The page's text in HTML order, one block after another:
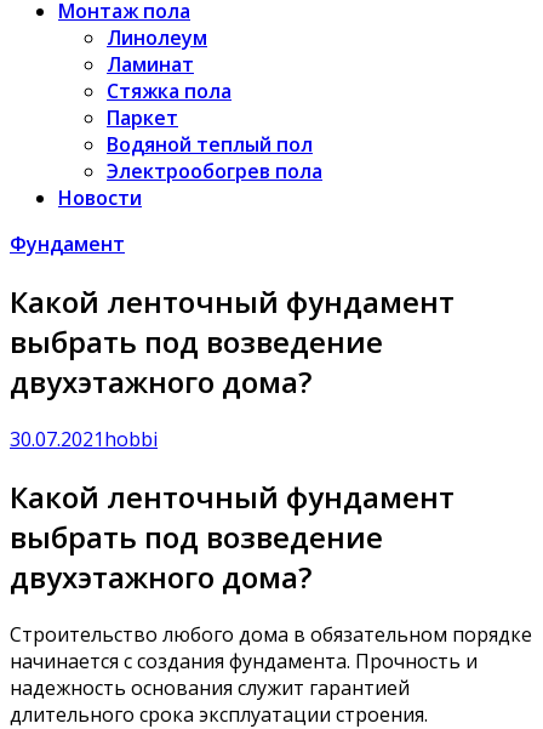
Монтаж пола
Линолеум
Ламинат
Стяжка пола
Паркет
Водяной теплый пол
Электрообогрев пола
Новости
Фундамент
Какой ленточный фундамент
выбрать под возведение
двухэтажного дома?
30.07.2021hobbi
Какой ленточный фундамент
выбрать под возведение
двухэтажного дома?
Строительство любого дома в обязательном порядке
начинается с создания фундамента. Прочность и
надежность основания служит гарантией
длительного срока эксплуатации строения.